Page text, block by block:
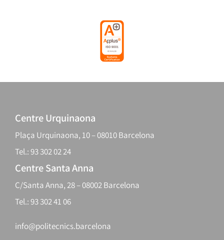
Centre Urquinaona
Plaça Urquinaona, 10 – 08010 Barcelona
Tel.: 93 302 02 24
Centre Santa Anna
C/Santa Anna, 28 – 08002 Barcelona
Tel.: 93 302 41 06
info@politecnics.barcelona